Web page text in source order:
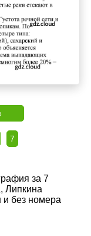
7
за 7
Липкина
без номера